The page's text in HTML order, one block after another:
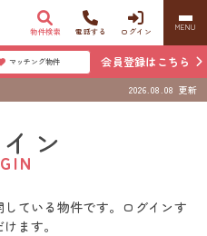
物件検索 電話する ログイン MENU
マッチング物件 会員登録はこちら
2026.08.08 更新
ン
ている物件です。ログインす
ます。